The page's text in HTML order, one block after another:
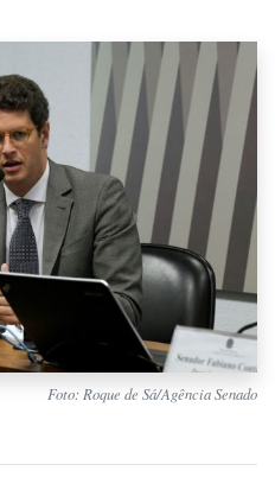
Foto: Roque de Sá/Agência Senado